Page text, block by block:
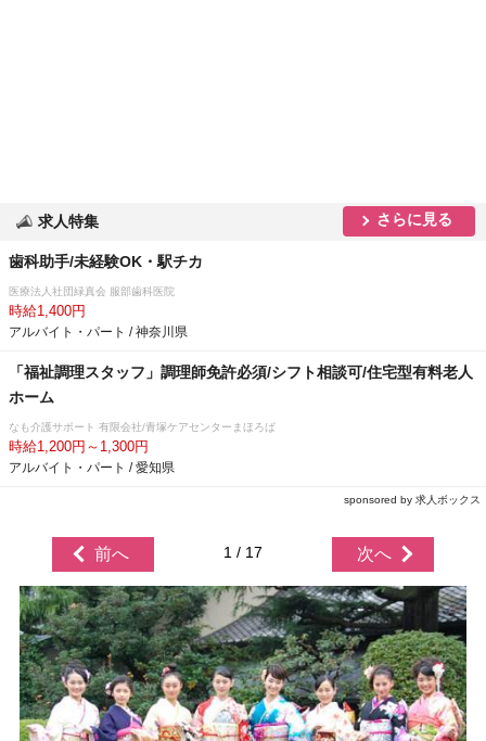
求人特集 さらに見る
歯科助手/未経験OK・駅チカ
医療法人社団緑真会 服部歯科医院
時給1,400円
アルバイト・パート / 神奈川県
「福祉調理スタッフ」調理師免許必須/シフト相談可/住宅型有料老人
ホーム
なも介護サポート 有限会社/青塚ケアセンターまほろば
時給1,200円～1,300円
アルバイト・パート / 愛知県
sponsored by 求人ボックス
前へ 1 / 17 次へ